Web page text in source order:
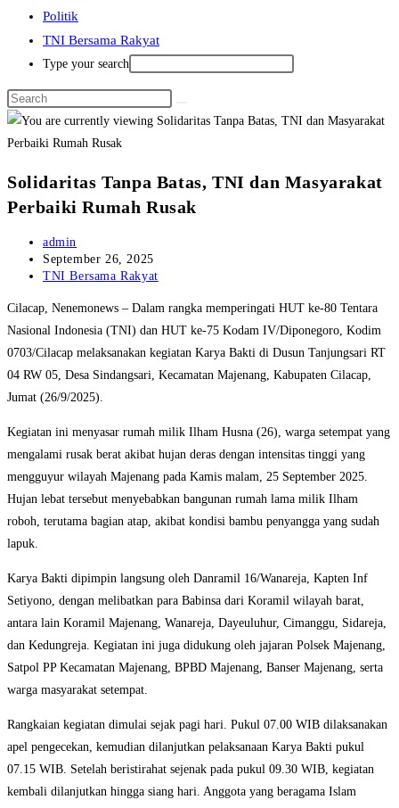
Politik
TNI Bersama Rakyat
Type your search
Solidaritas Tanpa Batas, TNI dan Masyarakat
Perbaiki Rumah Rusak
Post
author:
admin
Post
published:
September 26, 2025
Post
TNI Bersama Rakyat
Cilacap, Nenemonews – Dalam rangka memperingati HUT ke-80 Tentara
Nasional Indonesia (TNI) dan HUT ke-75 Kodam IV/Diponegoro, Kodim
0703/Cilacap melaksanakan kegiatan Karya Bakti di Dusun Tanjungsari RT
04 RW 05, Desa Sindangsari, Kecamatan Majenang, Kabupaten Cilacap,
Jumat (26/9/2025).
Kegiatan ini menyasar rumah milik Ilham Husna (26), warga setempat yang
mengalami rusak berat akibat hujan deras dengan intensitas tinggi yang
mengguyur wilayah Majenang pada Kamis malam, 25 September 2025.
Hujan lebat tersebut menyebabkan bangunan rumah lama milik Ilham
roboh, terutama bagian atap, akibat kondisi bambu penyangga yang sudah
lapuk.
Karya Bakti dipimpin langsung oleh Danramil 16/Wanareja, Kapten Inf
Setiyono, dengan melibatkan para Babinsa dari Koramil wilayah barat,
antara lain Koramil Majenang, Wanareja, Dayeuluhur, Cimanggu, Sidareja,
dan Kedungreja. Kegiatan ini juga didukung oleh jajaran Polsek Majenang,
Satpol PP Kecamatan Majenang, BPBD Majenang, Banser Majenang, serta
warga masyarakat setempat.
Rangkaian kegiatan dimulai sejak pagi hari. Pukul 07.00 WIB dilaksanakan
apel pengecekan, kemudian dilanjutkan pelaksanaan Karya Bakti pukul
07.15 WIB. Setelah beristirahat sejenak pada pukul 09.30 WIB, kegiatan
kembali dilanjutkan hingga siang hari. Anggota yang beragama Islam